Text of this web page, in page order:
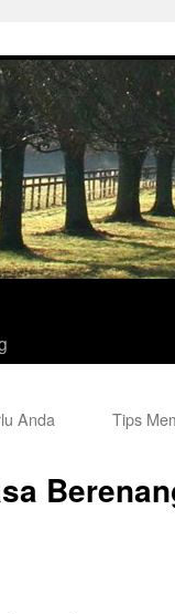
Anda
Tips